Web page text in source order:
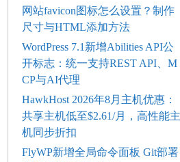
网站favicon图标怎么设置？制作
尺寸与HTML添加方法
WordPress 7.1新增Abilities API公
开标志：统一支持REST API、M
CP与AI代理
HawkHost 2026年8月主机优惠：
共享主机低至$2.61/月，高性能主
机同步折扣
FlyWP新增全局命令面板 Git部署